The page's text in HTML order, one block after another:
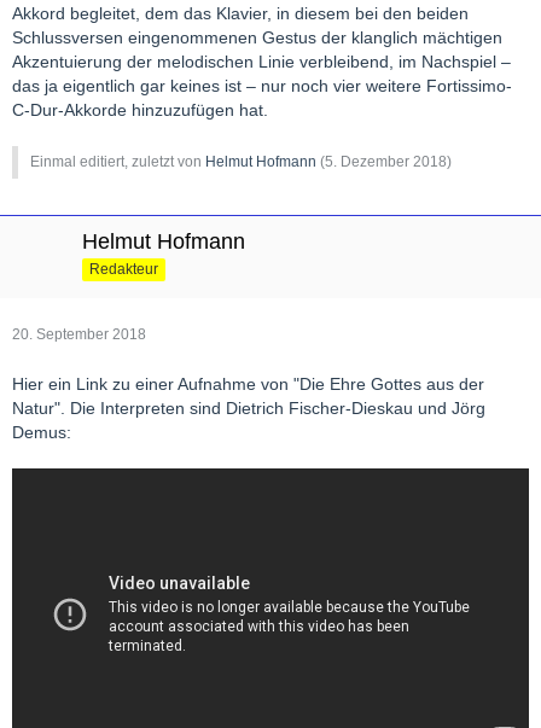
Akkord begleitet, dem das Klavier, in diesem bei den beiden
Schlussversen eingenommenen Gestus der klanglich mächtigen
Akzentuierung der melodischen Linie verbleibend, im Nachspiel –
das ja eigentlich gar keines ist – nur noch vier weitere Fortissimo-
C-Dur-Akkorde hinzuzufügen hat.
Einmal editiert, zuletzt von Helmut Hofmann (5. Dezember 2018)
Helmut Hofmann
Redakteur
20. September 2018
Hier ein Link zu einer Aufnahme von "Die Ehre Gottes aus der
Natur". Die Interpreten sind Dietrich Fischer-Dieskau und Jörg
Demus: